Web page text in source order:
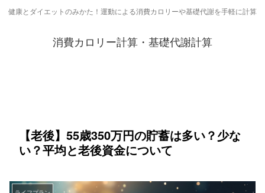
健康とダイエットのみかた！運動による消費カロリーや基礎代謝を手軽に計算
消費カロリー計算・基礎代謝計算
【老後】55歳350万円の貯蓄は多い？少な
い？平均と老後資金について